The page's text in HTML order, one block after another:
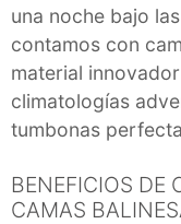
una noche bajo
contamos con
material
climatologías
tumbonas
BENEFICIOS DE
CAMAS